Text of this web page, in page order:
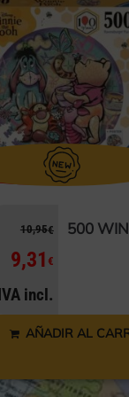
5rv
10,95€